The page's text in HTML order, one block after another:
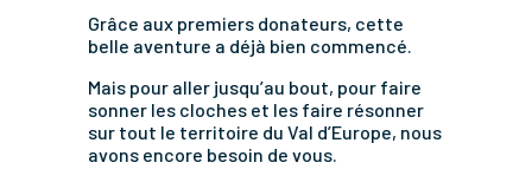
Grâce aux premiers donateurs, cette
belle aventure a déjà bien commencé.
Mais pour aller jusqu’au bout, pour faire
sonner les cloches et les faire résonner
sur tout le territoire du Val d’Europe, nous
avons encore besoin de vous.